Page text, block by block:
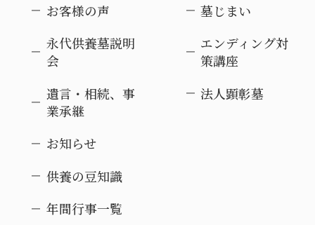
お客様の声
墓じまい
永代供養墓説明
会
エンディング対
策講座
遺言・相続、事
業承継
法人顕彰墓
お知らせ
供養の豆知識
年間行事一覧